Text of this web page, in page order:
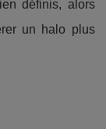
définis, alors
un halo plus